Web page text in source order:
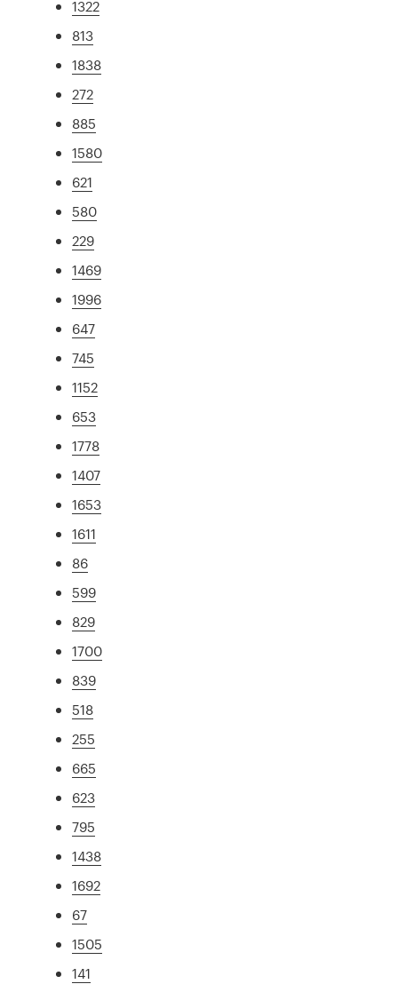
1322
813
1838
272
885
1580
621
580
229
1469
1996
647
745
1152
653
1778
1407
1653
1611
86
599
829
1700
839
518
255
665
623
795
1438
1692
67
1505
141